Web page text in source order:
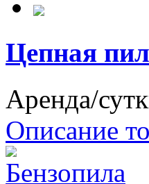
Цепная
Аренда/
Описание